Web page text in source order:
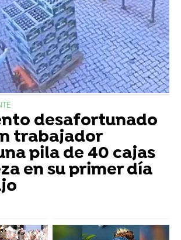
desafortunado
trabajador
pila de 40 cajas
en su primer día